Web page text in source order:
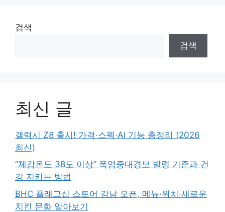
검색
검색
최신 글
갤럭시 Z8 출시! 가격·스펙·AI 기능 총정리 (2026
최신)
“체감온도 38도 이상” 폭염중대경보 발령 기준과 건
강 지키는 방법
BHC 플래그십 스토어 강남 오픈, 메뉴·위치·새로운
치킨 문화 알아보기